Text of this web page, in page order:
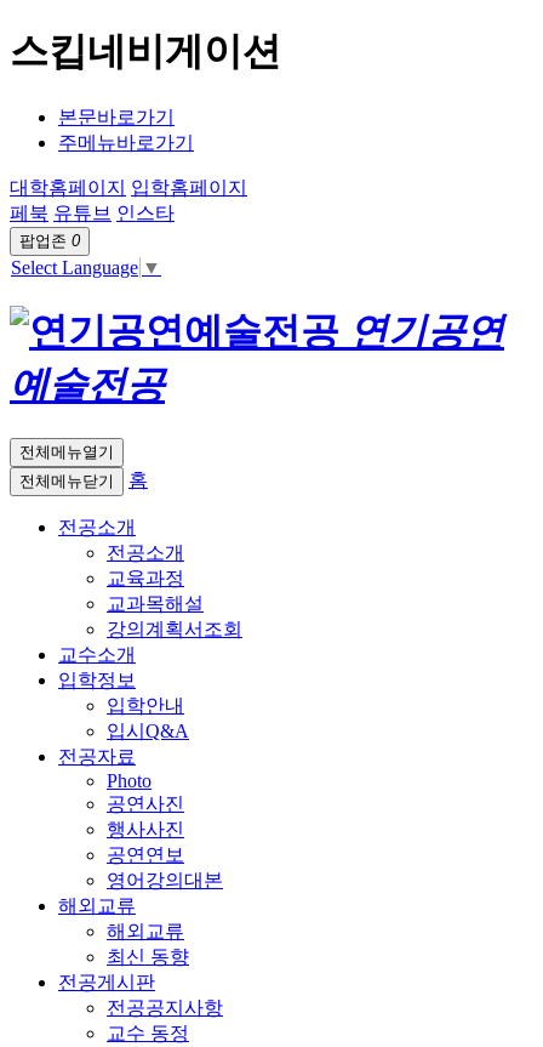
스킵네비게이션
본문바로가기
주메뉴바로가기
대학홈페이지
입학홈페이지
페북 유튜브 인스타
팝업존 0
Select Language ▼
연기공연
예술전공
전체메뉴열기
전체메뉴닫기
홈
전공소개
전공소개
교육과정
교과목해설
강의계획서조회
교수소개
입학정보
입학안내
입시Q&A
전공자료
Photo
공연사진
행사사진
공연연보
영어강의대본
해외교류
해외교류
최신 동향
전공게시판
전공공지사항
교수 동정